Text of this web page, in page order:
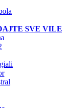
SVE VILE